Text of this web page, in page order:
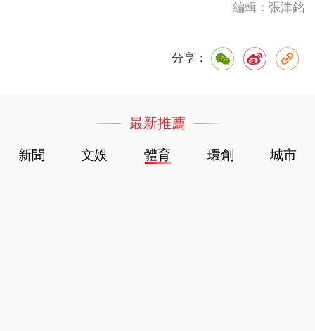
編輯：張津銘
分享：
最新推薦
新聞 文娛 體育 環創 城市